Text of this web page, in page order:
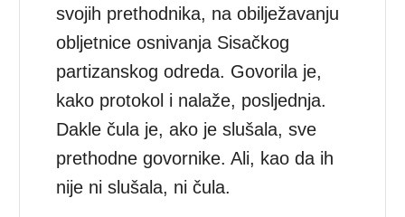
svojih prethodnika, na obilježavanju
obljetnice osnivanja Sisačkog
partizanskog odreda. Govorila je,
kako protokol i nalaže, posljednja.
Dakle čula je, ako je slušala, sve
prethodne govornike. Ali, kao da ih
nije ni slušala, ni čula.